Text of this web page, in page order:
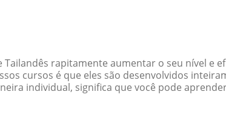
rapitamente aumentar o seu nível e
cursos é que eles são desenvolvidos
individual, significa que você pode